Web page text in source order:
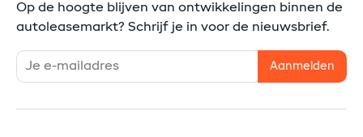
Op de hoogte blijven van ontwikkelingen binnen de
autoleasemarkt? Schrijf je in voor de nieuwsbrief.